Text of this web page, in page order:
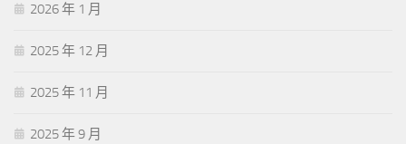
2026 年 1 月
2025 年 12 月
2025 年 11 月
2025 年 9 月